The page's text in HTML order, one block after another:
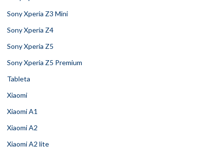
Sony Xperia Z3 Mini
Sony Xperia Z4
Sony Xperia Z5
Sony Xperia Z5 Premium
Tableta
Xiaomi
Xiaomi A1
Xiaomi A2
Xiaomi A2 lite